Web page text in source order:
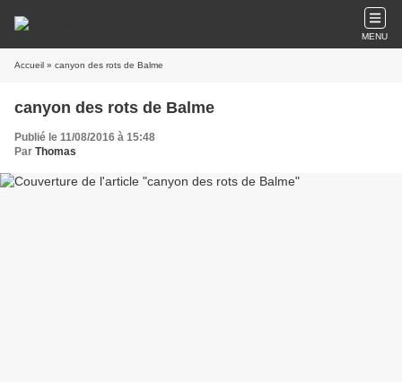
MENU
Accueil » canyon des rots de Balme
canyon des rots de Balme
Publié le 11/08/2016 à 15:48
Par Thomas